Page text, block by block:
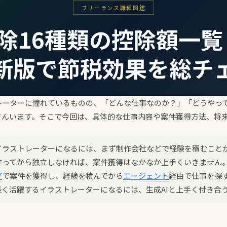
フリーランス職種図鑑
16種類の控除額一
版で節税効果を総チ
ターに憧れているものの、「どんな仕事なのか？」「どうやっ
います。そこで今回は、具体的な仕事内容や案件獲得方法、将
ストレーターになるには、まず制作会社などで経験を積むこと
てから独立しなければ、案件獲得はなかなか上手くいきません
で案件を獲得し、経験を積んでからエージェント経由で仕事を探
活躍するイラストレーターになるには、生成AIと上手く付き合